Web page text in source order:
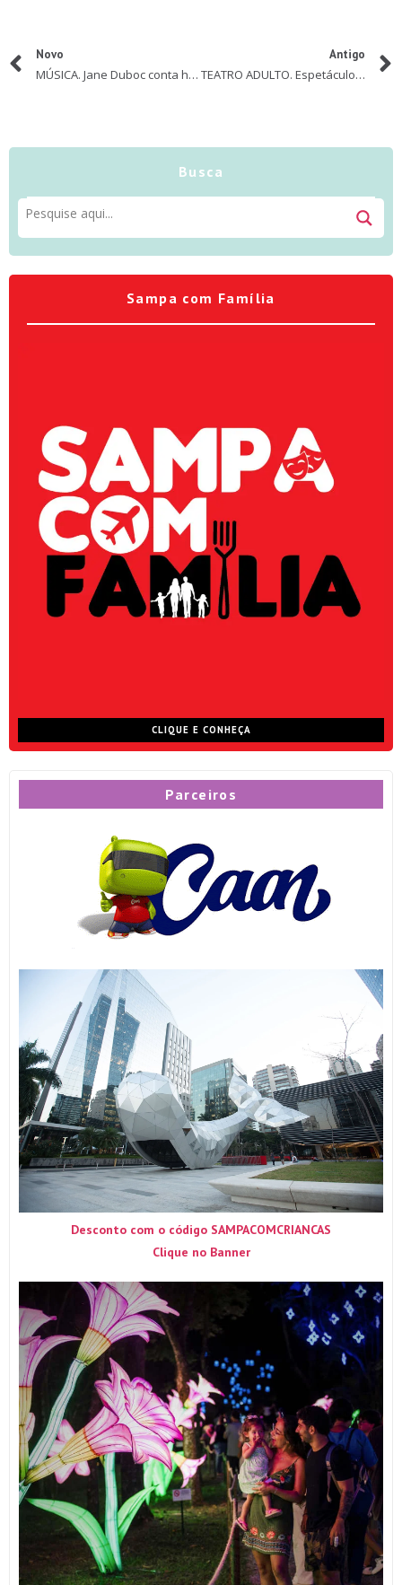
Novo
MÚSICA. Jane Duboc conta histórias infantis em apresentação virtual para o Teatro Porto Seguro
Antigo
TEATRO ADULTO. Espetáculo Pós-F, inspirado no premiado livro de Fernanda Young
Busca
Sampa com Família
CLIQUE E CONHEÇA
Parceiros
Desconto com o código SAMPACOMCRIANCAS
Clique no Banner